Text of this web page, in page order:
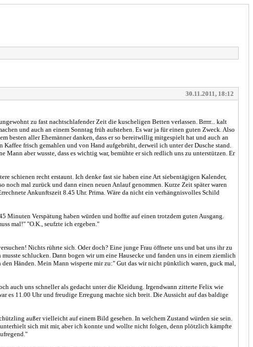
30.11.2011, 18:12
zu fast nachtschlafender Zeit die kuscheligen Betten verlassen. Brrrr... kalt
und auch an einem Sonntag früh aufstehen. Es war ja für einen guten Zweck. Also
besten aller Ehemänner danken, dass er so bereitwillig mitgespielt hat und auch an
frisch gemahlen und von Hand aufgebrüht, derweil ich unter der Dusche stand.
aber wusste, dass es wichtig war, bemühte er sich redlich uns zu unterstützen. Er
schienen recht erstaunt. Ich denke fast sie haben eine Art siebentägigen Kalender,
mal zurück und dann einen neuen Anlauf genommen. Kurze Zeit später waren
Ankunftszeit 8.45 Uhr. Prima. Wäre da nicht ein verhängnisvolles Schild
Minuten Verspätung haben würden und hoffte auf einen trotzdem guten Ausgang.
mal!" "O.K., seufzte ich ergeben."
Nichts rührte sich. Oder doch? Eine junge Frau öffnete uns und bat uns ihr zu
schlucken. Dann bogen wir um eine Hausecke und fanden uns in einem ziemlich
Händen. Mein Mann wisperte mir zu:" Gut das wir nicht pünktlich waren, guck mal,
auch uns schneller als gedacht unter die Kleidung. Irgendwann zitterte Felix wie
11.00 Uhr und freudige Erregung machte sich breit. Die Aussicht auf das baldige
außer vielleicht auf einem Bild gesehen. In welchem Zustand würden sie sein.
sich mit mir, aber ich konnte und wollte nicht folgen, denn plötzlich kämpfte